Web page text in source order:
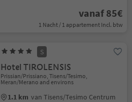
vanaf 85€
1 Nacht / 1 appartement Incl. btw
S
Hotel TIROLENSIS
Prissian/Prissiano, Tisens/Tesimo,
Meran/Merano and environs
1.1 km van Tisens/Tesimo Centrum